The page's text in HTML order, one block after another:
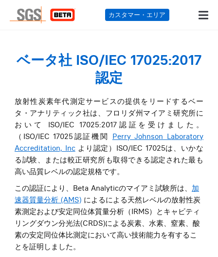
カスタマー・エリ
ベータ社 ISO/IEC 17025:2017
認定
放射性炭素年代測定サービスの提供をリードするベー
タ・アナリティック社は、フロリダ州マイアミ研究所に
おいて ISO/IEC 17025:2017認証を受けました。
（ISO/IEC 17025認証機関 Perry Johnson Laboratory
Accreditation, Incより認定）ISO/IEC 17025は、いかな
る試験、または較正研究所も取得できる認定された最も
高い品質レベルの認定規格です。
この認証により、Beta Analyticのマイアミ試験所は、 加
速器質量分析 (AMS) によるによる天然レベルの放射性炭
素測定および安定同位体質量分析（IRMS）とキャビティ
リングダウン分光法(CRDS)による炭素、水素、窒素、酸
素の安定同位体比測定において高い技術能力を有するこ
とを証明しました。